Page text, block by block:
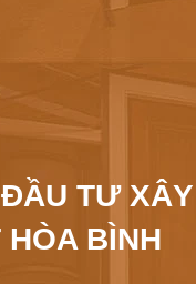
TƯ XÂY
BÌNH